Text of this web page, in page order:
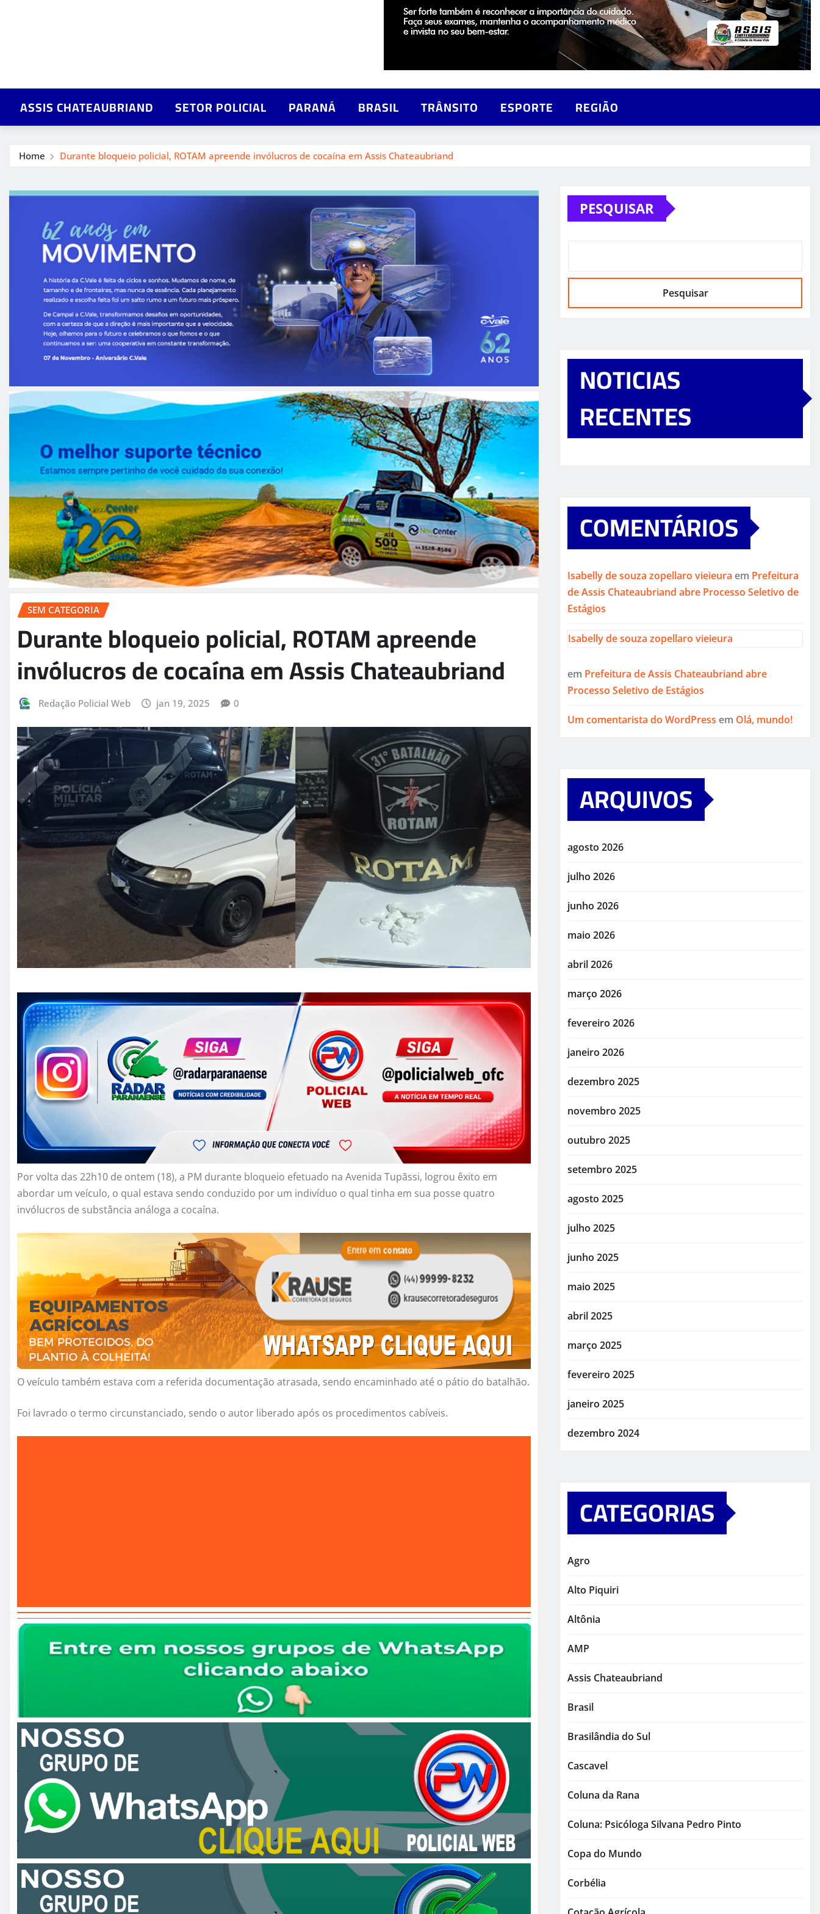
ASSIS CHATEAUBRIAND SETOR POLICIAL PARANÁ BRASIL TRÂNSITO ESPORTE REGIÃO
Home Durante bloqueio policial, ROTAM apreende invólucros de cocaína em Assis Chateaubriand
SEM CATEGORIA
Durante bloqueio policial, ROTAM apreende
invólucros de cocaína em Assis Chateaubriand
Redação Policial Web jan 19, 2025 0
Por volta das 22h10 de ontem (18), a PM durante bloqueio efetuado na Avenida Tupãssi, logrou êxito em
abordar um veículo, o qual estava sendo conduzido por um indivíduo o qual tinha em sua posse quatro
invólucros de substância análoga a cocaína.
O veículo também estava com a referida documentação atrasada, sendo encaminhado até o pátio do batalhão.
Foi lavrado o termo circunstanciado, sendo o autor liberado após os procedimentos cabíveis.
PESQUISAR
Pesquisar
NOTICIAS
RECENTES
COMENTÁRIOS
Isabelly de souza zopellaro vieieura em Prefeitura
de Assis Chateaubriand abre Processo Seletivo de
Estágios
Isabelly de souza zopellaro vieieura
em Prefeitura de Assis Chateaubriand abre
Processo Seletivo de Estágios
Um comentarista do WordPress em Olá, mundo!
ARQUIVOS
agosto 2026
julho 2026
junho 2026
maio 2026
abril 2026
março 2026
fevereiro 2026
janeiro 2026
dezembro 2025
novembro 2025
outubro 2025
setembro 2025
agosto 2025
julho 2025
junho 2025
maio 2025
abril 2025
março 2025
fevereiro 2025
janeiro 2025
dezembro 2024
CATEGORIAS
Agro
Alto Piquiri
Altônia
AMP
Assis Chateaubriand
Brasil
Brasilândia do Sul
Cascavel
Coluna da Rana
Coluna: Psicóloga Silvana Pedro Pinto
Copa do Mundo
Corbélia